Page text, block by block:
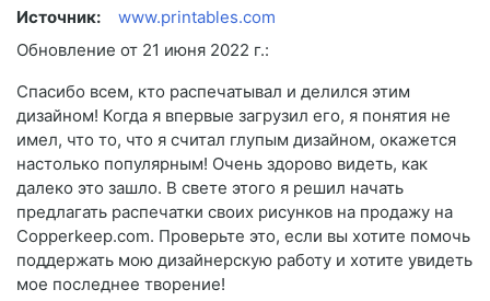
Источник:
www.printables.com
Обновление от 21 июня 2022 г.:
Спасибо всем, кто распечатывал и делился этим
дизайном! Когда я впервые загрузил его, я понятия не
имел, что то, что я считал глупым дизайном, окажется
настолько популярным! Очень здорово видеть, как
далеко это зашло. В свете этого я решил начать
предлагать распечатки своих рисунков на продажу на
Copperkeep.com. Проверьте это, если вы хотите помочь
поддержать мою дизайнерскую работу и хотите увидеть
мое последнее творение!